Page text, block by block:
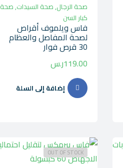
صحة الرجال,صحة السيدات,صحة
كبار السن
فاس ويلموف أقراص
لصحة المفاصل والعظام
30 قرص فوار
119.00ر.س
إضافة إلى السلة
OUT OF STOCK